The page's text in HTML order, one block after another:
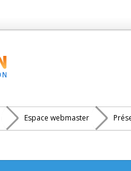
Espace webmaster